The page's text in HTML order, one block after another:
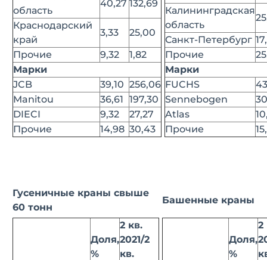
область
40,27 132,69
Краснодарский
край
3,33
25,00
Прочие
9,32
1,82
Марки
JCB
39,10 256,06
Manitou
36,61 197,30
DIECI
9,32
27,27
Прочие
14,98 30,43
Калининградская
область
Санкт-Петербург
Прочие
Марки
FUCHS
Sennebogen
Atlas
Прочие
Гусеничные краны свыше
60 тонн
Башенные краны
Доля,
%
2 кв.
2021/2
кв.
Доля,
%
2